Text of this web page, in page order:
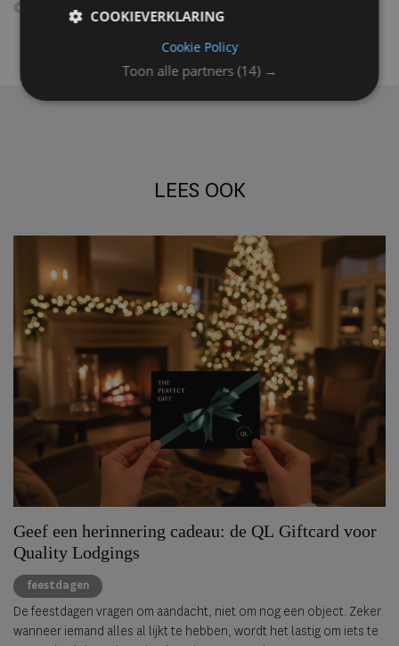
© Rinze Vegelien
LEES OOK
Geef een herinnering cadeau: de QL Giftcard voor
Quality Lodgings
feestdagen
De feestdagen vragen om aandacht, niet om nog een object. Zeker
wanneer iemand alles al lijkt te hebben, wordt het lastig om iets te
Toon alle partners (14) →
COOKIEVERKLARING
Cookie Policy